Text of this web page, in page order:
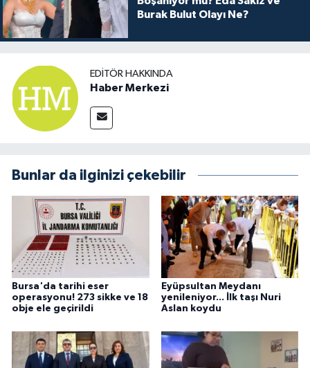
Burak Bulut Olayı Ne?
EDITÖR HAKKINDA
Haber Merkezi
Bunlar da ilginizi çekebilir
Bursa'da tarihi eser
operasyonu! 273 sikke ve 18
obje ele geçirildi
Eyüpsultan Meydanı
yenileniyor... İlk taşı Nuri
Aslan koydu